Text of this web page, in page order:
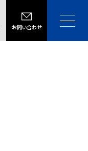
お問い合わせ